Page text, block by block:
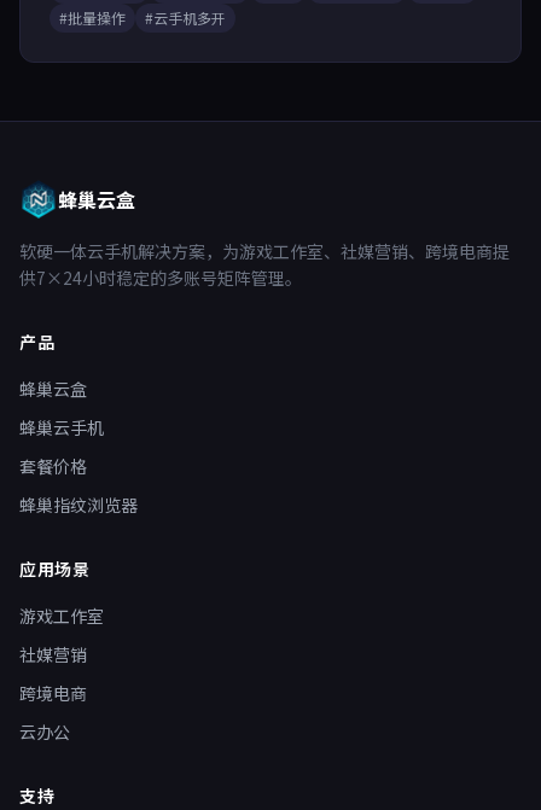
#批量操作
#云手机多开
蜂巢云盒
软硬一体云手机解决方案，为游戏工作室、社媒营销、跨境电商提
供7×24小时稳定的多账号矩阵管理。
产品
蜂巢云盒
蜂巢云手机
套餐价格
蜂巢指纹浏览器
应用场景
游戏工作室
社媒营销
跨境电商
云办公
支持